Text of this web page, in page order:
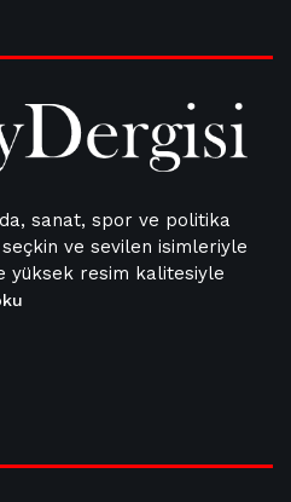
sanat, spor ve politika
seçkin ve sevilen isimleriyle
yüksek resim kalitesiyle